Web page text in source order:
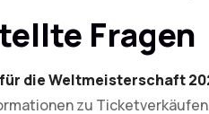
Fragen
die Weltmeisterschaft
zu